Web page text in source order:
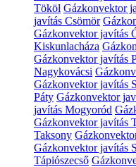
Tököl Gázkonvektor
javítás Csömör
Gázkonvektor javítás
Kiskunlacháza
Gázkonvektor javítás
Nagykovácsi
Gázkonvektor javítás
Páty Gázkonvektor
javítás Mogyoród
Gázkonvektor javítás
Taksony
Gázkonvektor javítás
Tápiószecső